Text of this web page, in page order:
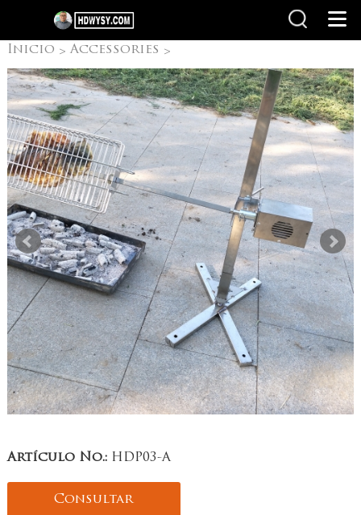
Inicio > Accessories >
Artículo No.:HDP03-A
Consultar